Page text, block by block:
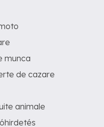
munca
de cazare
animale